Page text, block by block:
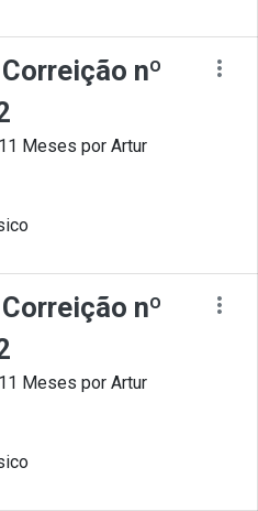
nº
Meses por Artur
nº
Meses por Artur